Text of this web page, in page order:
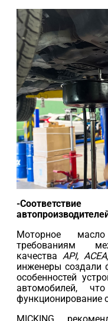
-
Моторное масло
требованиям
качества API,
инженеры создали
особенностей
автомобилей,
функционирование